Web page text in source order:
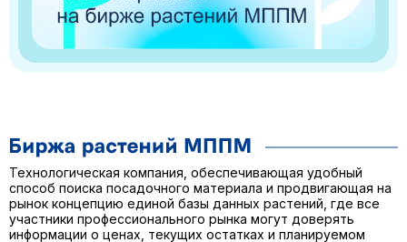
Технологическая компания, обеспечивающая удобный
способ поиска посадочного материала и продвигающая на
рынок концепцию единой базы данных растений, где все
участники профессионального рынка могут доверять
информации о ценах, текущих остатках и планируемом